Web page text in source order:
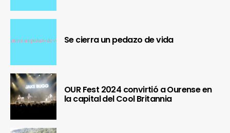
Se cierra un pedazo de vida
OUR Fest 2024 convirtió a Ourense en
la capital del Cool Britannia